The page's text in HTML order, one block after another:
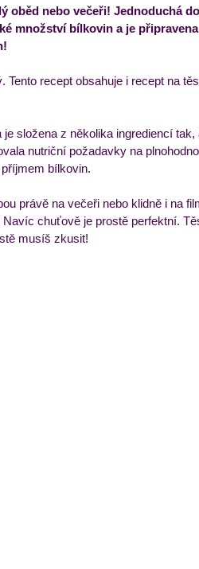
Testy receptů Pečení a
příkladový jídelníček
oběd nebo večeři! Jednoduchá
množství bílkovin a je
Tento recept obsahuje i recept na
složena z několika ingrediencí
nutriční požadavky na
bílkovin.
právě na večeři nebo klidně i na
chuťově je prostě perfektní.
musíš zkusit!